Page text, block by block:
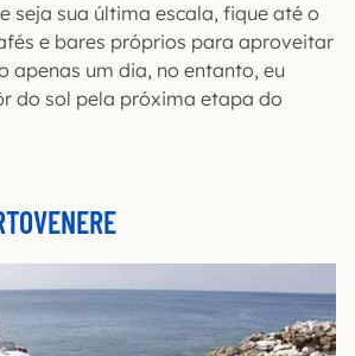
seja sua última escala, fique até o
e bares próprios para aproveitar
apenas um dia, no entanto, eu
do sol pela próxima etapa do